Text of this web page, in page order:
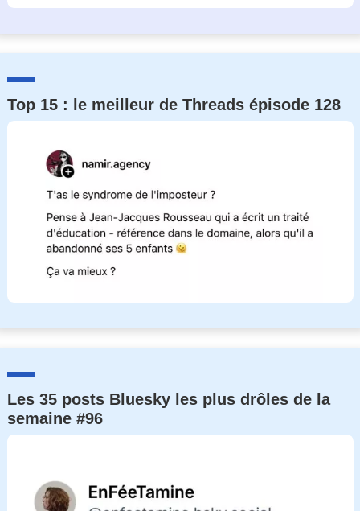
Top 15 : le meilleur de Threads épisode 128
Les 35 posts Bluesky les plus drôles de la
semaine #96